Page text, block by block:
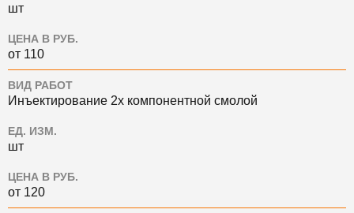
шт
ЦЕНА В РУБ.
от 110
ВИД РАБОТ
Инъектирование 2х компонентной смолой
ЕД. ИЗМ.
шт
ЦЕНА В РУБ.
от 120